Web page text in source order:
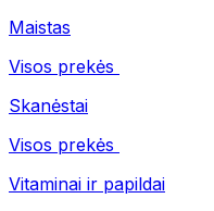
Maistas
Visos prekės
Skanėstai
Visos prekės
Vitaminai ir papildai